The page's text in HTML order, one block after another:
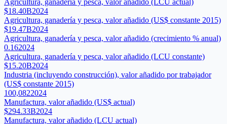
$18.40B2024
Agricultura, ganadería y pesca, valor añadido (US$ constante 2015)
$19.47B2024
Agricultura, ganadería y pesca, valor añadido (crecimiento % anual)
0.162024
Agricultura, ganadería y pesca, valor añadido (LCU constante)
$15.20B2024
Industria (incluyendo construcción), valor añadido por trabajador
(US$ constante 2015)
100,0822024
Manufactura, valor añadido (US$ actual)
$294.33B2024
Manufactura, valor añadido (LCU actual)